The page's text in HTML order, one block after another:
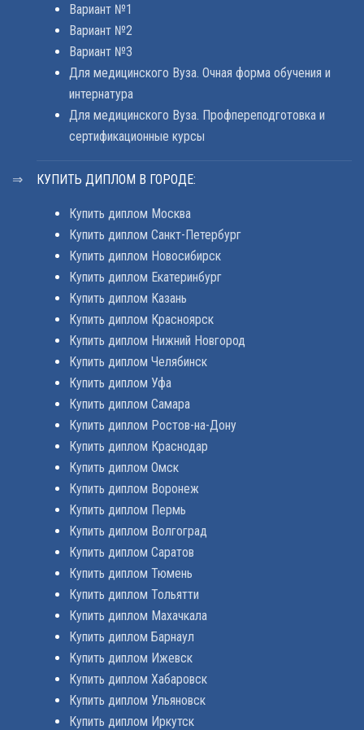
Вариант №1
Вариант №2
Вариант №3
Для медицинского Вуза. Очная форма обучения и
интернатура
Для медицинского Вуза. Профпереподготовка и
сертификационные курсы
КУПИТЬ ДИПЛОМ В ГОРОДЕ:
Купить диплом Москва
Купить диплом Санкт-Петербург
Купить диплом Новосибирск
Купить диплом Екатеринбург
Купить диплом Казань
Купить диплом Красноярск
Купить диплом Нижний Новгород
Купить диплом Челябинск
Купить диплом Уфа
Купить диплом Самара
Купить диплом Ростов-на-Дону
Купить диплом Краснодар
Купить диплом Омск
Купить диплом Воронеж
Купить диплом Пермь
Купить диплом Волгоград
Купить диплом Саратов
Купить диплом Тюмень
Купить диплом Тольятти
Купить диплом Махачкала
Купить диплом Барнаул
Купить диплом Ижевск
Купить диплом Хабаровск
Купить диплом Ульяновск
Купить диплом Иркутск